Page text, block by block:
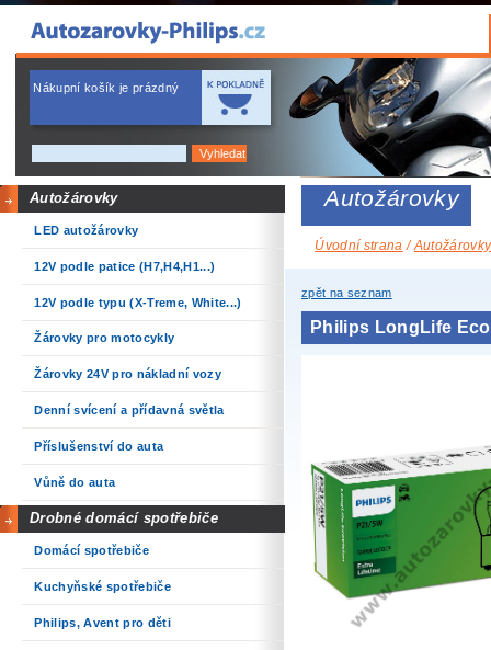
Nákupní košík je prázdný
Autožárovky
LED autožárovky
12V podle patice (H7,H4,H1...)
12V podle typu (X-Treme, White...)
Žárovky pro motocykly
Žárovky 24V pro nákladní vozy
Denní svícení a přídavná světla
Příslušenství do auta
Vůně do auta
Drobné domácí spotřebiče
Domácí spotřebiče
Kuchyňské spotřebiče
Philips, Avent pro děti
Autožárovky
Úvodní strana /Autožárovky
zpět na seznam
Philips LongLife